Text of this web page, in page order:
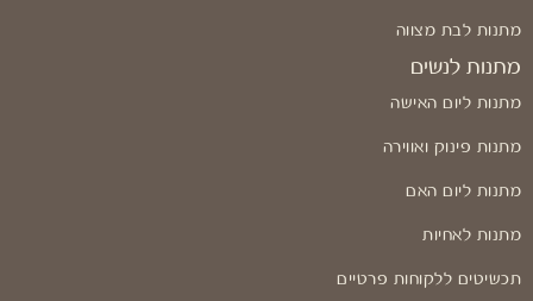
מתנות לבת מצווה
מתנות לנשים
מתנות ליום האישה
מתנות פינוק ואווירה
מתנות ליום האם
מתנות לאחיות
תכשיטים ללקוחות פרטיים